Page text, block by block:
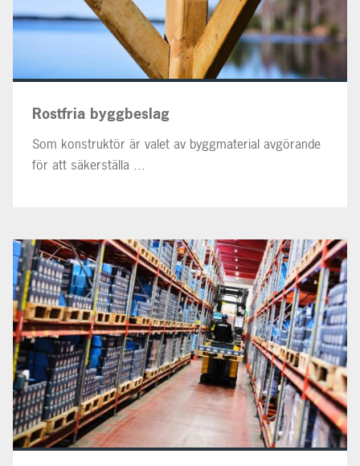
Rostfria byggbeslag
Som konstruktör är valet av byggmaterial avgörande
för att säkerställa ...